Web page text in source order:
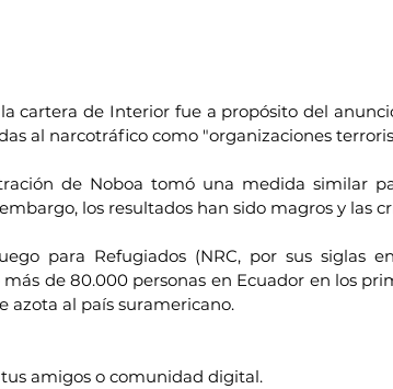
cartera de Interior fue a propósito del
al narcotráfico como "organizaciones
de Noboa tomó una medida similar
los resultados han sido magros y las
para Refugiados (NRC, por sus siglas
de 80.000 personas en Ecuador en los
azota al país suramericano.
amigos o comunidad digital.